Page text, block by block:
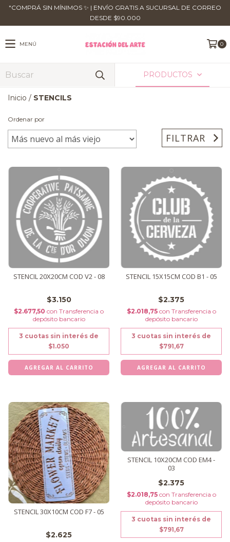
​"COMPRÁ SIN MÍNIMOS ✨ | ENVÍO GRATIS A SUCURSAL DE CORREO
DESDE $90.000
MENÚ 0
PRODUCTOS
Inicio / STENCILS
Ordenar por
FILTRAR
STENCIL 20X20CM COD V2 - 08
$3.150
$2.677,50 con Transferencia o
depósito bancario
3 cuotas sin interés de
$1.050
STENCIL 15X15CM COD B1 - 05
$2.375
$2.018,75 con Transferencia o
depósito bancario
3 cuotas sin interés de
$791,67
STENCIL 30X10CM COD F7 - 05
$2.625
STENCIL 10X20CM COD EM4 -
03
$2.375
$2.018,75 con Transferencia o
depósito bancario
3 cuotas sin interés de
$791,67